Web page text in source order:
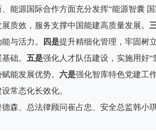
能源国际合作方面充分发挥“能源智囊
质效，服务支撑中国能建高质量发展。
与活力。
四是提升精细化管理，牢固树
础。 五是强化人才队伍建设，实施用好
能发展优势。 六是强化智库特色党建工
常态化长效化。
、总法律顾问崔占忠、安全总监韩小